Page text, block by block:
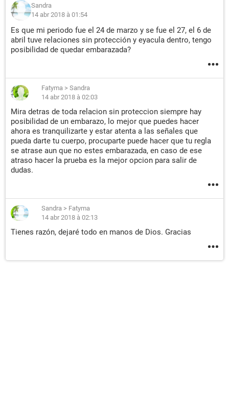
Sandra
14 abr 2018 à 01:54
Es que mi periodo fue el 24 de marzo y se fue el 27, el 6 de
abril tuve relaciones sin protección y eyacula dentro, tengo
posibilidad de quedar embarazada?
Fatyma > Sandra
14 abr 2018 à 02:03
Mira detras de toda relacion sin proteccion siempre hay
posibilidad de un embarazo, lo mejor que puedes hacer
ahora es tranquilizarte y estar atenta a las señales que
pueda darte tu cuerpo, procuparte puede hacer que tu regla
se atrase aun que no estes embarazada, en caso de ese
atraso hacer la prueba es la mejor opcion para salir de
dudas.
Sandra > Fatyma
14 abr 2018 à 02:13
Tienes razón, dejaré todo en manos de Dios. Gracias